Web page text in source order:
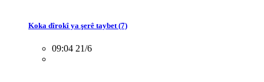
Koka dîrokî ya şerê taybet (7)
09:04 21/6